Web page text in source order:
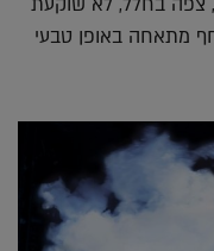
מתאחה באופן טבעי